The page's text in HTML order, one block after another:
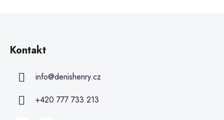
Kontakt
info@denishenry.cz
+420 777 733 213